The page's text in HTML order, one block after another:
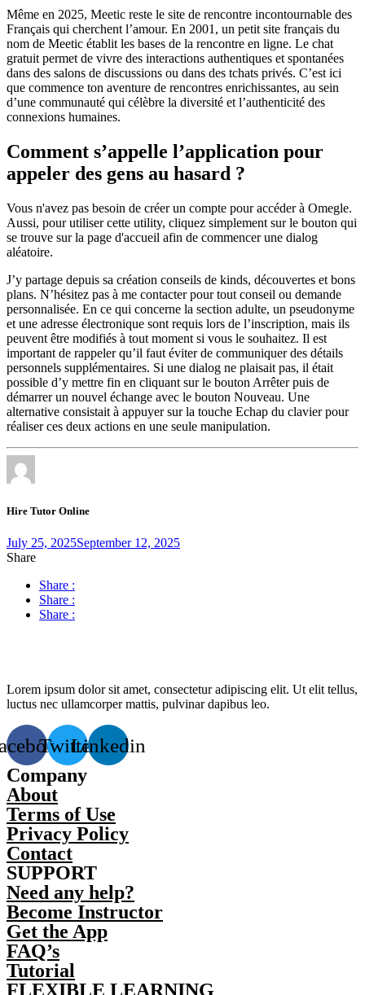
Même en 2025, Meetic reste le site de rencontre incontournable des
Français qui cherchent l’amour. En 2001, un petit site français du
nom de Meetic établit les bases de la rencontre en ligne. Le chat
gratuit permet de vivre des interactions authentiques et spontanées
dans des salons de discussions ou dans des tchats privés. C’est ici
que commence ton aventure de rencontres enrichissantes, au sein
d’une communauté qui célèbre la diversité et l’authenticité des
connexions humaines.
Comment s’appelle l’application pour
appeler des gens au hasard ?
Vous n'avez pas besoin de créer un compte pour accéder à Omegle.
Aussi, pour utiliser cette utility, cliquez simplement sur le bouton qui
se trouve sur la page d'accueil afin de commencer une dialog
aléatoire.
J’y partage depuis sa création conseils de kinds, découvertes et bons
plans. N’hésitez pas à me contacter pour tout conseil ou demande
personnalisée. En ce qui concerne la section adulte, un pseudonyme
et une adresse électronique sont requis lors de l’inscription, mais ils
peuvent être modifiés à tout moment si vous le souhaitez. Il est
important de rappeler qu’il faut éviter de communiquer des détails
personnels supplémentaires. Si une dialog ne plaisait pas, il était
possible d’y mettre fin en cliquant sur le bouton Arrêter puis de
démarrer un nouvel échange avec le bouton Nouveau. Une
alternative consistait à appuyer sur la touche Echap du clavier pour
réaliser ces deux actions en une seule manipulation.
Hire Tutor Online
July 25, 2025September 12, 2025
Share
Share :
Share :
Share :
Lorem ipsum dolor sit amet, consectetur adipiscing elit. Ut elit tellus,
luctus nec ullamcorper mattis, pulvinar dapibus leo.
TwitterLinkedin
Company
About
Terms of Use
Privacy Policy
Contact
SUPPORT
Need any help?
Become Instructor
Get the App
FAQ’s
Tutorial
FLEXIBLE LEARNING